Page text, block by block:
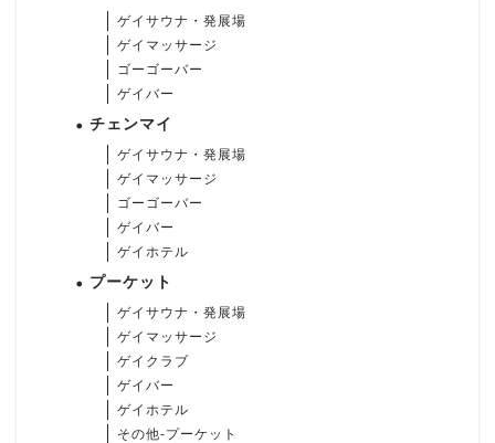
ゲイサウナ・発展場
ゲイマッサージ
ゴーゴーバー
ゲイバー
チェンマイ
ゲイサウナ・発展場
ゲイマッサージ
ゴーゴーバー
ゲイバー
ゲイホテル
プーケット
ゲイサウナ・発展場
ゲイマッサージ
ゲイクラブ
ゲイバー
ゲイホテル
その他-プーケット